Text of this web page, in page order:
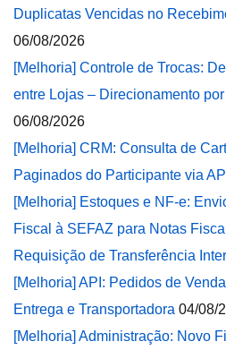
Duplicatas Vencidas no
06/08/2026
[Melhoria] Controle de Trocas:
entre Lojas – Direcionamento
06/08/2026
[Melhoria] CRM: Consulta de
Paginados do Participante via API
[Melhoria] Estoques e NF-e:
Fiscal à SEFAZ para Notas
Requisição de Transferência
[Melhoria] API: Pedidos de
Entrega e Transportadora 04/08/
[Melhoria] Administração: Novo